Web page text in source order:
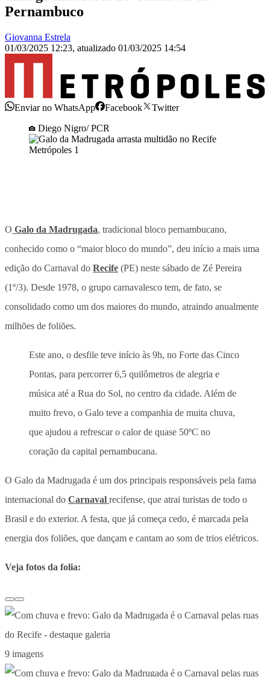
Pernambuco
Giovanna Estrela
01/03/2025 12:23, atualizado 01/03/2025 14:54
Enviar no WhatsApp Facebook
Twitter
Diego Nigro/ PCR
O Galo da Madrugada, tradicional bloco pernambucano,
conhecido como o “maior bloco do mundo”, deu início a mais uma
edição do Carnaval do Recife (PE) neste sábado de Zé Pereira
(1º/3). Desde 1978, o grupo carnavalesco tem, de fato, se
consolidado como um dos maiores do mundo, atraindo anualmente
milhões de foliões.
Este ano, o desfile teve início às 9h, no Forte das Cinco
Pontas, para percorrer 6,5 quilômetros de alegria e
música até a Rua do Sol, no centro da cidade. Além de
muito frevo, o Galo teve a companhia de muita chuva,
que ajudou a refrescar o calor de quase 50ºC no
coração da capital pernambucana.
O Galo da Madrugada é um dos principais responsáveis pela fama
internacional do Carnaval recifense, que atrai turistas de todo o
Brasil e do exterior. A festa, que já começa cedo, é marcada pela
energia dos foliões, que dançam e cantam ao som de trios elétricos.
Veja fotos da folia:
9 imagens